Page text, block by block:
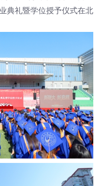
典礼暨学位授予仪式在北